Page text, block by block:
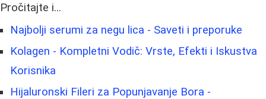
Pročitajte i...
Najbolji serumi za negu lica - Saveti i preporuke
Kolagen - Kompletni Vodič: Vrste, Efekti i Iskustva
Korisnika
Hijaluronski Fileri za Popunjavanje Bora -